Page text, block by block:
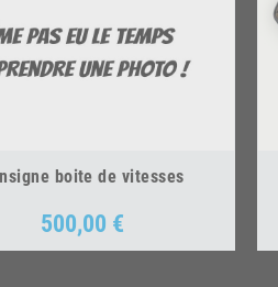
boite de vitesses
Prix
500,00 €